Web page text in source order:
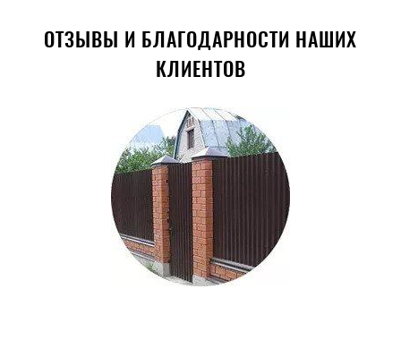
ОТЗЫВЫ И БЛАГОДАРНОСТИ НАШИХ
КЛИЕНТОВ